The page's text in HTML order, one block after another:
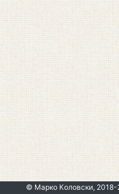
© Марко Коловски,